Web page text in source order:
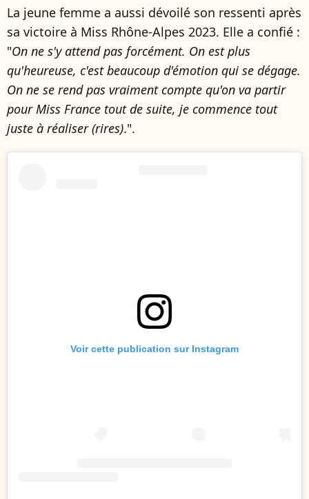
La jeune femme a aussi dévoilé son ressenti après
sa victoire à Miss Rhône-Alpes 2023. Elle a confié :
"On ne s'y attend pas forcément. On est plus
qu'heureuse, c'est beaucoup d'émotion qui se dégage.
On ne se rend pas vraiment compte qu'on va partir
pour Miss France tout de suite, je commence tout
juste à réaliser (rires).".
Voir cette publication sur Instagram